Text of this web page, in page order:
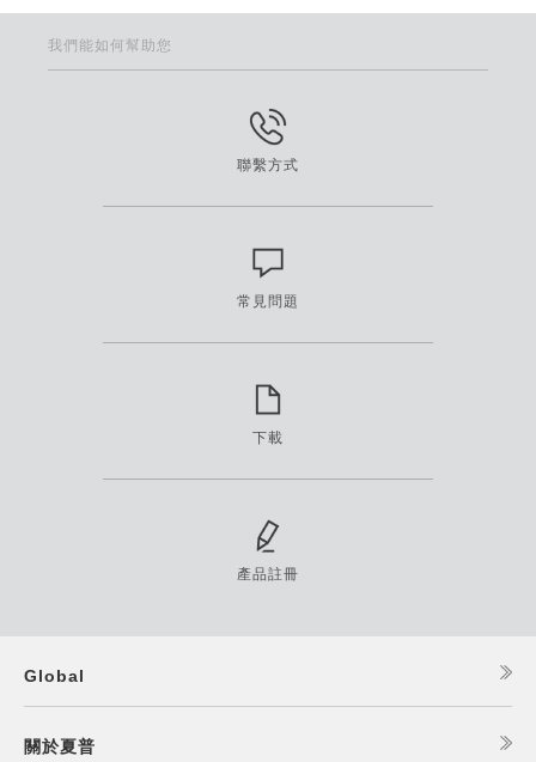
我們能如何幫助您
聯繫方式
常見問題
下載
產品註冊
Global
關於夏普